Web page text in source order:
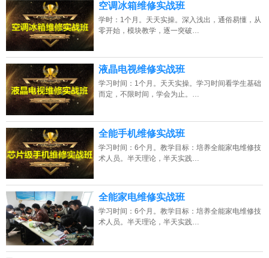
空调冰箱维修实战班
学时：1个月。天天实操。深入浅出，通俗易懂，从
零开始，模块教学，逐一突破…
液晶电视维修实战班
学习时间：1个月。天天实操。学习时间看学生基础
而定，不限时间，学会为止。…
全能手机维修实战班
学习时间：6个月。教学目标：培养全能家电维修技
术人员。半天理论，半天实践…
全能家电维修实战班
学习时间：6个月。教学目标：培养全能家电维修技
术人员。半天理论，半天实践…